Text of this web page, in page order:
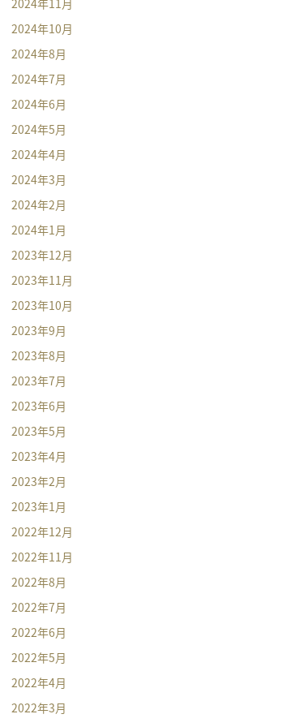
2024年10月
2024年8月
2024年7月
2024年6月
2024年5月
2024年4月
2024年3月
2024年2月
2024年1月
2023年12月
2023年11月
2023年10月
2023年9月
2023年8月
2023年7月
2023年6月
2023年5月
2023年4月
2023年2月
2023年1月
2022年12月
2022年11月
2022年8月
2022年7月
2022年6月
2022年5月
2022年4月
2022年3月